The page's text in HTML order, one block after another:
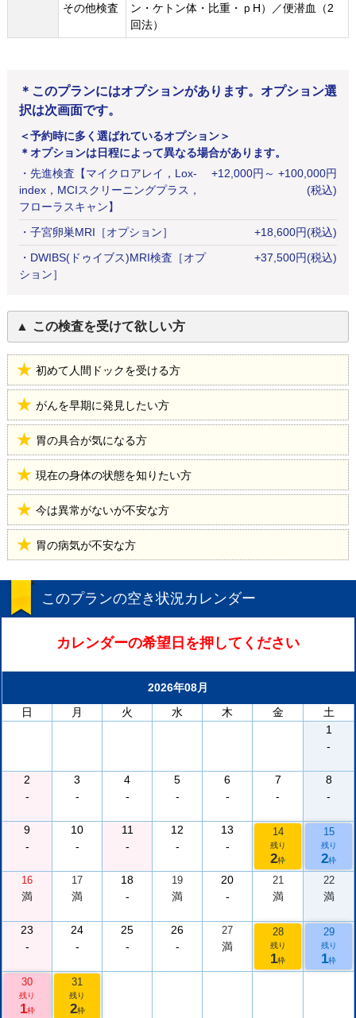
その他検査
ン・ケトン体・比重・ｐH）／便潜血（2
回法）
＊このプランにはオプションがあります。オプション選
択は次画面です。
＜予約時に多く選ばれているオプション＞
＊オプションは日程によって異なる場合があります。
・ 先進検査【マイクロアレイ，Lox-
index，MCIスクリーニングプラス，
フローラスキャン】
+12,000円 ～ +100,000円
(税込)
・ 子宮卵巣MRI［オプション］ +18,600円(税込)
・ DWIBS(ドゥイブス)MRI検査［オプ
ション］
+37,500円(税込)
この検査を受けて欲しい方
初めて人間ドックを受ける方
がんを早期に発見したい方
胃の具合が気になる方
現在の身体の状態を知りたい方
今は異常がないが不安な方
胃の病気が不安な方
このプランの空き状況カレンダー
カレンダーの希望日を押してください
2026年08月
日
月 火 水 木 金
土
1
-
2
-
3
-
4
-
5
-
6
-
7
-
8
-
9
-
10
-
11
-
12
-
13
-
14
残り
2枠
15
残り
2枠
16
満
17
満
18
-
19
満
20
-
21
満
22
満
23
-
24
-
25
-
26
-
27
満
28
残り
1枠
29
残り
1枠
30
残り
1枠
31
残り
2枠